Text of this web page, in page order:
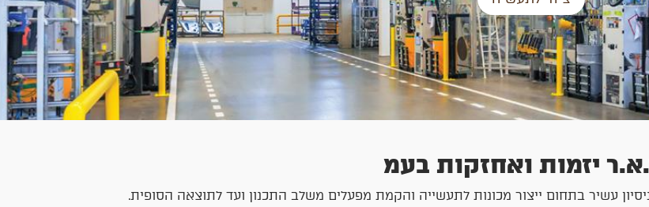
יזמות ואחזקות בעמ
עשיר בתחום ייצור מכונות לתעשייה והקמת מפעלים משלב התכנון ועד לתוצאה הסופית.